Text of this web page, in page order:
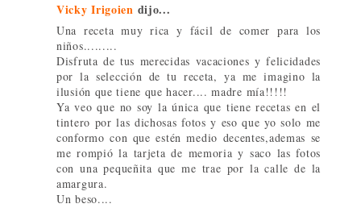
Vicky Irigoien dijo...
Una receta muy rica y fácil de comer para los
niños.........
Disfruta de tus merecidas vacaciones y felicidades
por la selección de tu receta, ya me imagino la
ilusión que tiene que hacer.... madre mía!!!!!
Ya veo que no soy la única que tiene recetas en el
tintero por las dichosas fotos y eso que yo solo me
conformo con que estén medio decentes,ademas se
me rompió la tarjeta de memoria y saco las fotos
con una pequeñita que me trae por la calle de la
amargura.
Un beso....